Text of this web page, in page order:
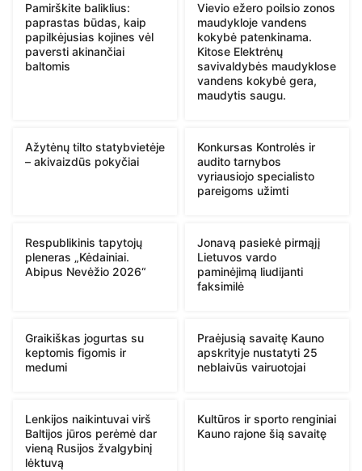
Pamirškite baliklius:
paprastas būdas, kaip
papilkėjusias kojines vėl
paversti akinančiai
baltomis
Vievio ežero poilsio zonos
maudykloje vandens
kokybė patenkinama.
Kitose Elektrėnų
savivaldybės maudyklose
vandens kokybė gera,
maudytis saugu.
Ažytėnų tilto statybvietėje
– akivaizdūs pokyčiai
Konkursas Kontrolės ir
audito tarnybos
vyriausiojo specialisto
pareigoms užimti
Respublikinis tapytojų
pleneras „Kėdainiai.
Abipus Nevėžio 2026“
Jonavą pasiekė pirmąjį
Lietuvos vardo
paminėjimą liudijanti
faksimilė
Graikiškas jogurtas su
keptomis figomis ir
medumi
Praėjusią savaitę Kauno
apskrityje nustatyti 25
neblaivūs vairuotojai
Lenkijos naikintuvai virš
Baltijos jūros perėmė dar
vieną Rusijos žvalgybinį
lėktuvą
Kultūros ir sporto renginiai
Kauno rajone šią savaitę